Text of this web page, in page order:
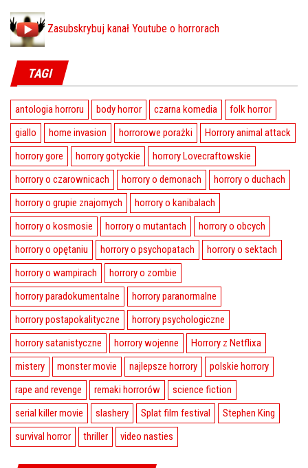
Zasubskrybuj kanał Youtube o horrorach
TAGI
antologia horroru body horror czarna komedia
folk horror
giallo
home invasion horrorowe porażki
Horrory animal attack
horrory gore
horrory gotyckie
horrory Lovecraftowskie
horrory o czarownicach
horrory o demonach
horrory o duchach
horrory o grupie znajomych
horrory o kanibalach
horrory o kosmosie
horrory o mutantach
horrory o obcych
horrory o opętaniu
horrory o psychopatach
horrory o sektach
horrory o wampirach
horrory o zombie
horrory paradokumentalne
horrory paranormalne
horrory postapokalityczne
horrory psychologiczne
horrory satanistyczne
horrory wojenne
Horrory z Netflixa
mistery
monster movie najlepsze horrory
polskie horrory
rape and revenge
remaki horrorów
science fiction
serial killer movie
slashery Splat film festival
Stephen King
survival horror
thriller video nasties